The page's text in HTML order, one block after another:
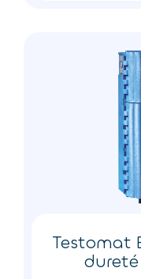
Testomat
dureté